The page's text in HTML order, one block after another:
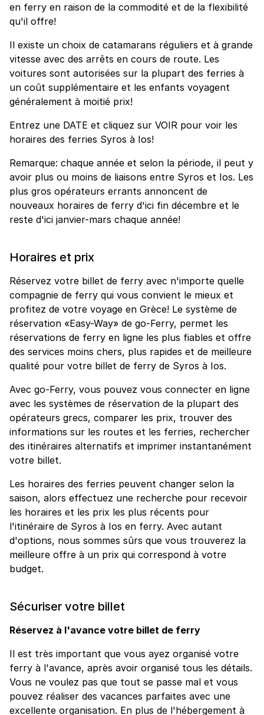
en ferry en raison de la commodité et de la flexibilité
qu'il offre!
Il existe un choix de catamarans réguliers et à grande
vitesse avec des arrêts en cours de route. Les
voitures sont autorisées sur la plupart des ferries à
un coût supplémentaire et les enfants voyagent
généralement à moitié prix!
Entrez une DATE et cliquez sur VOIR pour voir les
horaires des ferries Syros à Ios!
Remarque: chaque année et selon la période, il peut y
avoir plus ou moins de liaisons entre Syros et Ios. Les
plus gros opérateurs errants annoncent de
nouveaux horaires de ferry d'ici fin décembre et le
reste d'ici janvier-mars chaque année!
Horaires et prix
Réservez votre billet de ferry avec n'importe quelle
compagnie de ferry qui vous convient le mieux et
profitez de votre voyage en Grèce! Le système de
réservation «Easy-Way» de go-Ferry, permet les
réservations de ferry en ligne les plus fiables et offre
des services moins chers, plus rapides et de meilleure
qualité pour votre billet de ferry de Syros à Ios.
Avec go-Ferry, vous pouvez vous connecter en ligne
avec les systèmes de réservation de la plupart des
opérateurs grecs, comparer les prix, trouver des
informations sur les routes et les ferries, rechercher
des itinéraires alternatifs et imprimer instantanément
votre billet.
Les horaires des ferries peuvent changer selon la
saison, alors effectuez une recherche pour recevoir
les horaires et les prix les plus récents pour
l'itinéraire de Syros à Ios en ferry. Avec autant
d'options, nous sommes sûrs que vous trouverez la
meilleure offre à un prix qui correspond à votre
budget.
Sécuriser votre billet
Réservez à l'avance votre billet de ferry
Il est très important que vous ayez organisé votre
ferry à l'avance, après avoir organisé tous les détails.
Vous ne voulez pas que tout se passe mal et vous
pouvez réaliser des vacances parfaites avec une
excellente organisation. En plus de l'hébergement à